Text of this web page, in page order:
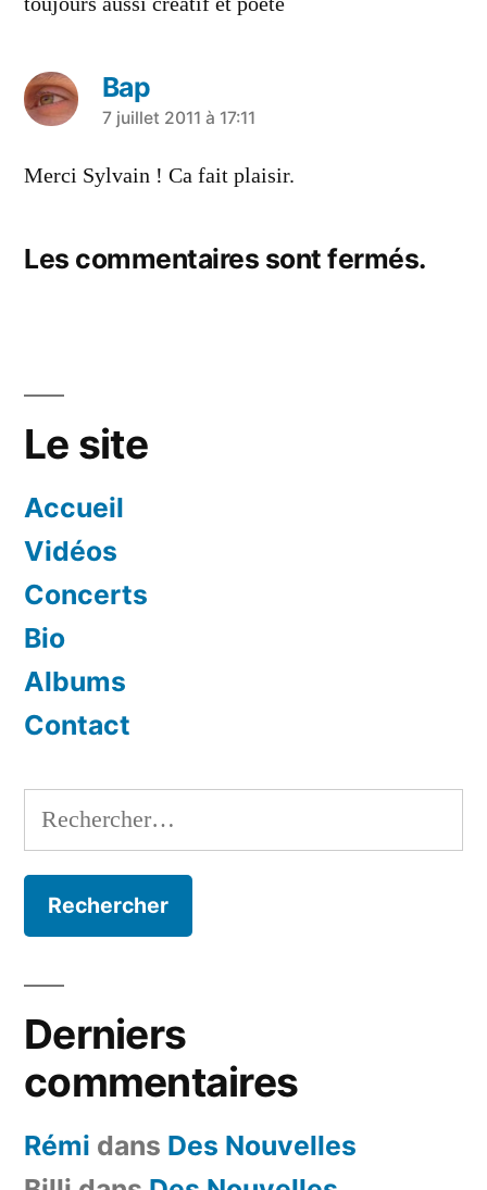
Bap
a
dit :
7 juillet 2011 à 17:11
Merci Sylvain ! Ca fait plaisir.
Les commentaires sont fermés.
Le site
Accueil
Vidéos
Concerts
Bio
Albums
Contact
Rechercher :
Derniers
commentaires
Rémi dans Des Nouvelles